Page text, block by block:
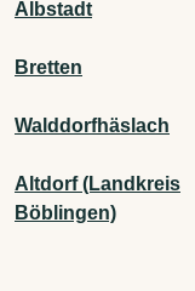
Albstadt
Bretten
Walddorfhäslach
Altdorf (Landkreis
Böblingen)